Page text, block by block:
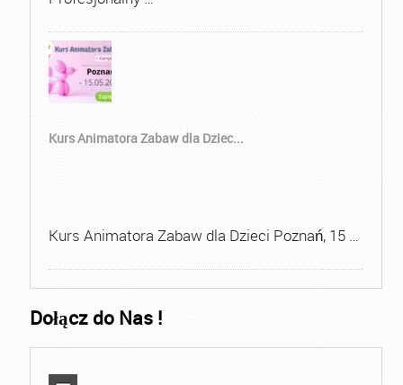
Kurs Animatora Zabaw dla Dziec...
Kurs Animatora Zabaw dla Dzieci Poznań, 15 …
Dołącz do Nas !